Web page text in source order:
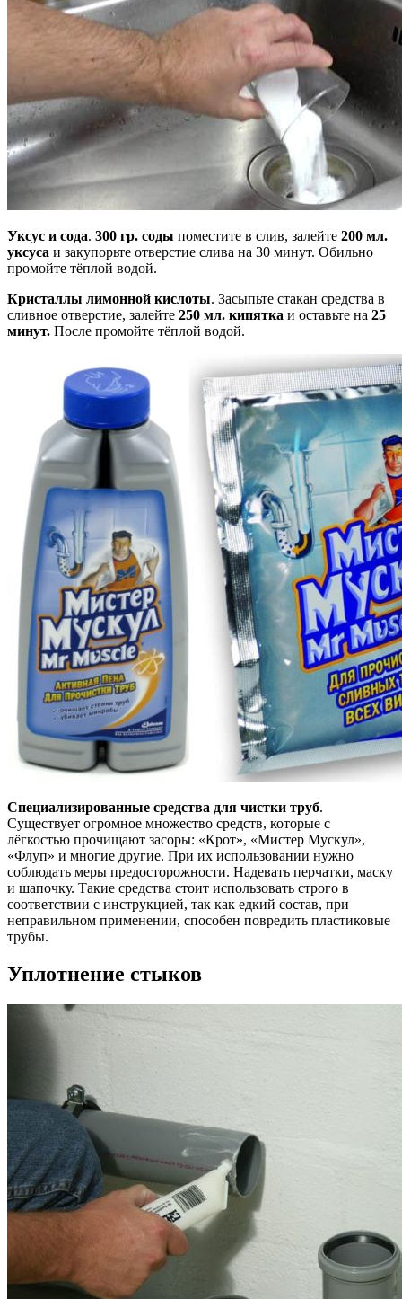
Уксус и сода. 300 гр. соды поместите в слив, залейте 200 мл.
уксуса и закупорьте отверстие слива на 30 минут. Обильно
промойте тёплой водой.
Кристаллы лимонной кислоты. Засыпьте стакан средства в
сливное отверстие, залейте 250 мл. кипятка и оставьте на 25
минут. После промойте тёплой водой.
Специализированные средства для чистки труб.
Существует огромное множество средств, которые с
лёгкостью прочищают засоры: «Крот», «Мистер Мускул»,
«Флуп» и многие другие. При их использовании нужно
соблюдать меры предосторожности. Надевать перчатки, маску
и шапочку. Такие средства стоит использовать строго в
соответствии с инструкцией, так как едкий состав, при
неправильном применении, способен повредить пластиковые
трубы.
Уплотнение стыков